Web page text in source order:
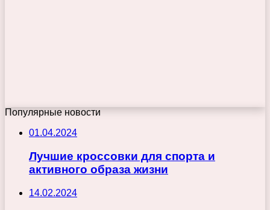
Популярные новости
01.04.2024
Лучшие кроссовки для спорта и
активного образа жизни
14.02.2024